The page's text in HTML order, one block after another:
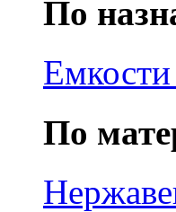
По
Емкости
По